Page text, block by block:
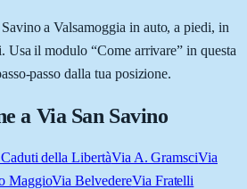
a Valsamoggia in auto, a piedi, in
il modulo “Come arrivare” in questa
passo dalla tua posizione.
a Via San Savino
della LibertàVia A. GramsciVia
MaggioVia BelvedereVia Fratelli